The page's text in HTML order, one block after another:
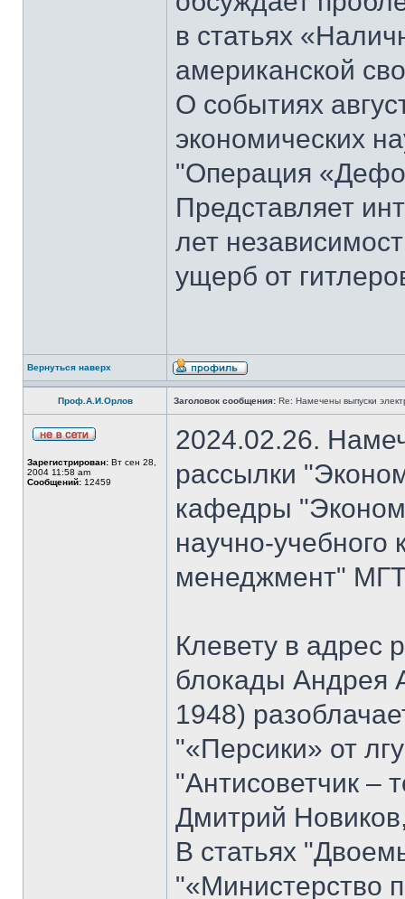
в статьях
американской
О событиях
экономических
"Операция
Представляет
лет
ущерб от
Вернуться наверх
Проф.А.И.Орлов Заголовок сообщения: Re: Намечены выпуски
Зарегистрирован: Вт сен 28,
2004 11:58 am
Сообщений: 12459
2024.02.26.
рассылки
кафедры
научно-
менеджмент"
Клевету в адрес
блокады Андрея
1948)
"«Персики» от
"Антисоветчик –
Дмитрий
В статьях
"«Министерство